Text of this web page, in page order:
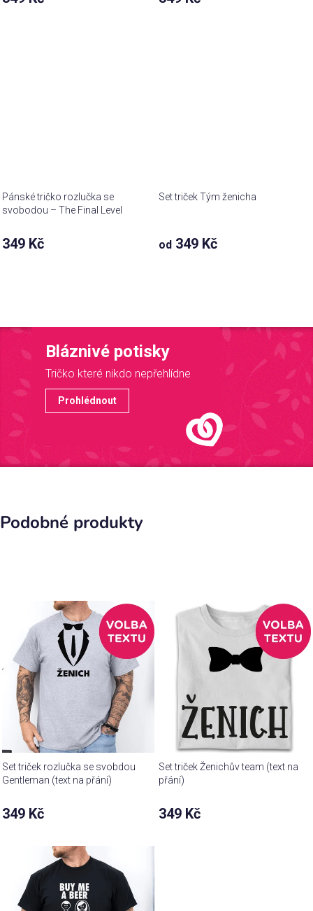
Pánské tričko rozlučka se
svobodou – The Final Level
349 Kč
Set triček Tým ženicha
od 349 Kč
Bláznivé potisky
Tričko které nikdo nepřehlídne
Prohlédnout
Podobné produkty
Set triček rozlučka se svobdou
Gentleman (text na přání)
349 Kč
Set triček Ženichův team (text na
přání)
349 Kč